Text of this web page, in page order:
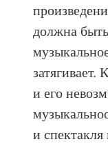
должна
и его
и спектакля